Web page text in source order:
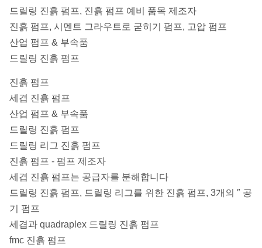
드릴링 진흙 펌프, 진흙 펌프 예비 품목 제조자
진흙 펌프, 시멘트 그라우트로 굳히기 펌프, 고압 펌프
산업 펌프 & 부속품
드릴링 진흙 펌프
진흙 펌프
세겹 진흙 펌프
산업 펌프 & 부속품
드릴링 진흙 펌프
드릴링 리그 진흙 펌프
진흙 펌프 - 펌프 제조자
세겹 진흙 펌프는 공급자를 분해합니다
드릴링 진흙 펌프, 드릴링 리그를 위한 진흙 펌프, 3개의 ″ 공
기 펌프
세겹과 quadraplex 드릴링 진흙 펌프
fmc 진흙 펌프